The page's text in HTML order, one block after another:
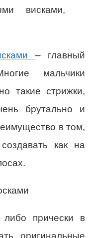
висками,
– главный
мальчики
такие стрижки,
брутально и
в том,
как на
прически в
оригинальные